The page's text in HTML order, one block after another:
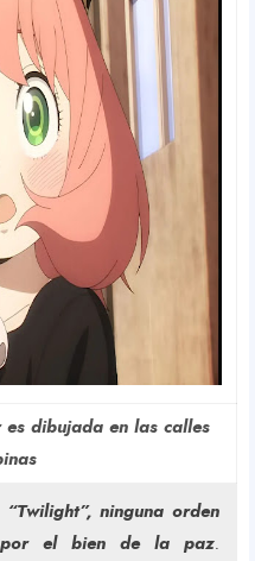
dibujada en las calles
“Twilight”, ninguna orden
el bien de la paz.